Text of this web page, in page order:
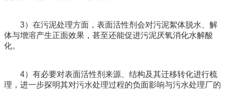
3）在污泥处理方面，表面活性剂会对污泥絮体脱水、解
体与增溶产生正面效果，甚至还能促进污泥厌氧消化水解酸
化。
4）有必要对表面活性剂来源、结构及其迁移转化进行梳
理，进一步探明其对污水处理过程的负面影响与污水处理厂的